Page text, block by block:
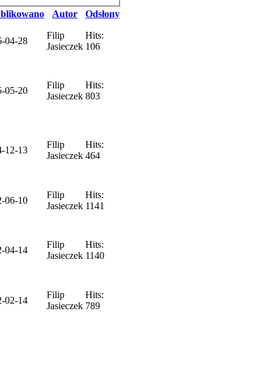
Autor Odsłony
04-28
Filip
Jasieczek
Hits:
106
05-20
Filip
Jasieczek
Hits:
803
12-13
Filip
Jasieczek
Hits:
464
06-10
Filip
Jasieczek
Hits:
1141
04-14
Filip
Jasieczek
Hits:
1140
02-14
Filip
Jasieczek
Hits:
789